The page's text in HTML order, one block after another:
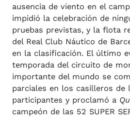
ausencia de viento en el
impidió la celebración de
pruebas previstas, y la flota
del Real Club Náutico de
en la clasificación. El último
temporada del circuito de
importante del mundo se
parciales en los casilleros de
participantes y proclamó a
campeón de las 52 SUPER